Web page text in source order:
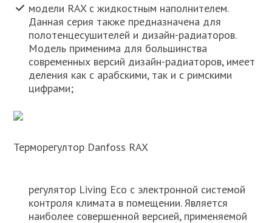
модели RAX с жидкостным наполнителем.
Данная серия также предназначена для
полотенцесушителей и дизайн-радиаторов.
Модель применима для большинства
современных версий дизайн-радиаторов, имеет
деления как с арабскими, так и с римскими
цифрами;
Терморегултор Danfoss RAX
регулятор Living Eco с электронной системой
контроля климата в помещении. Является
наиболее совершенной версией, применяемой